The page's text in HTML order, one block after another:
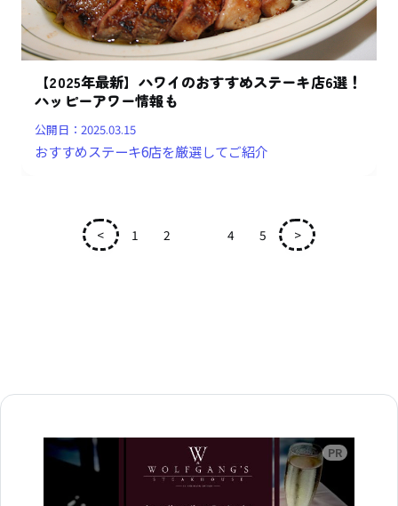
【2025年最新】ハワイのおすすめステーキ店6選！
ハッピーアワー情報も
公開日：2025.03.15
おすすめステーキ6店を厳選してご紹介
< 1 2 4 5 >
広告